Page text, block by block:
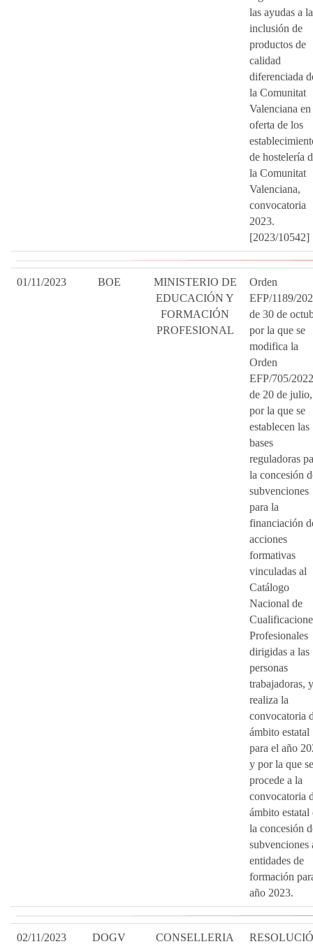
las ayudas a la
inclusión de
productos de
calidad
diferenciada
la Comunitat
Valenciana
oferta de los
de hostelería
la Comunitat
Valenciana,
convocatoria
2023.
[2023/10542]
01/11/2023 BOE
MINISTERIO DE
EDUCACIÓN Y
FORMACIÓN
PROFESIONAL
Orden
EFP/1189/
de 30 de
por la que se
modifica la
Orden
EFP/705/
de 20 de julio,
por la que se
establecen las
bases
reguladoras
la concesión
subvenciones
para la
financiación
acciones
formativas
vinculadas al
Catálogo
Nacional de
Profesionales
dirigidas a las
personas
trabajadoras,
realiza la
convocatoria
ámbito estatal
para el año
y por la que se
procede a la
convocatoria
ámbito estatal
la concesión
subvenciones
entidades de
formación
año 2023.
02/11/2023 DOGV CONSELLERIA